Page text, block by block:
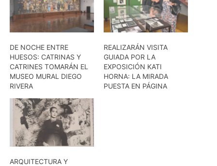
DE NOCHE ENTRE
HUESOS: CATRINAS Y
CATRINES TOMARÁN EL
MUSEO MURAL DIEGO
RIVERA
REALIZARÁN VISITA
GUIADA POR LA
EXPOSICIÓN KATI
HORNA: LA MIRADA
PUESTA EN PÁGINA
ARQUITECTURA Y